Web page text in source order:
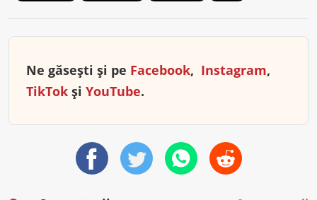
Ne găsești și pe Facebook, Instagram,
TikTok și YouTube.